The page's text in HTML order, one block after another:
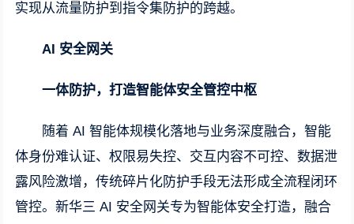
实现从流量防护到指令集防护的跨越。
AI 安全网关
一体防护，打造智能体安全管控中枢
随着 AI 智能体规模化落地与业务深度融合，智能
体身份难认证、权限易失控、交互内容不可控、数据泄
露风险激增，传统碎片化防护手段无法形成全流程闭环
管控。新华三 AI 安全网关专为智能体安全打造，融合